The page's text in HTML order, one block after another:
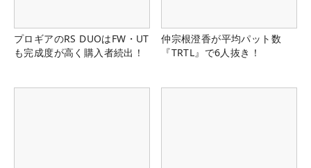
プロギアのRS DUOはFW・UT
も完成度が高く購入者続出！
仲宗根澄香が平均パット数
『TRTL』で6人抜き！